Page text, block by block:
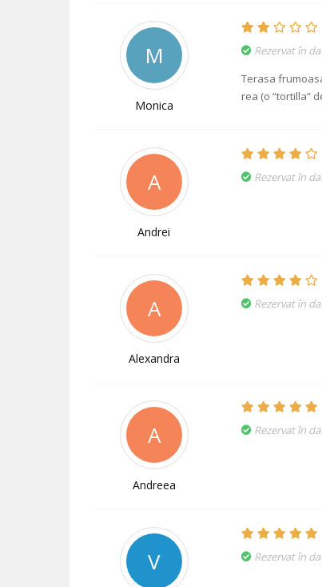
M
Monica
Rezervat în
Terasa
rea (o “tortilla”
A
Andrei
Rezervat în
A
Alexandra
Rezervat în
A
Andreea
Rezervat în
V
Rezervat în